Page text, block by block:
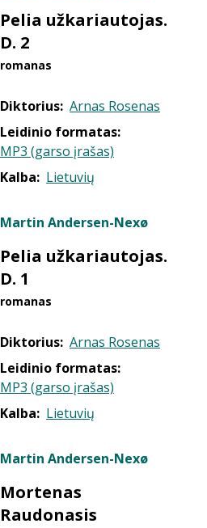
Pelia užkariautojas.
D. 2
romanas
Diktorius: Arnas Rosenas
Leidinio formatas:
MP3 (garso įrašas)
Kalba: Lietuvių
Martin Andersen-Nexø
Pelia užkariautojas.
D. 1
romanas
Diktorius: Arnas Rosenas
Leidinio formatas:
MP3 (garso įrašas)
Kalba: Lietuvių
Martin Andersen-Nexø
Mortenas
Raudonasis